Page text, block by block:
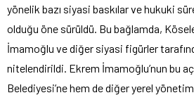
yönelik bazı siyasi baskılar ve hukuki
olduğu öne sürüldü. Bu bağlamda,
İmamoğlu ve diğer siyasi figürler
nitelendirildi. Ekrem İmamoğlu’nun bu
Belediyesi’ne hem de diğer yerel